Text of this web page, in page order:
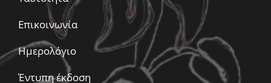
Επικοινωνία
Ημερολόγιο
Έντυπη έκδοση